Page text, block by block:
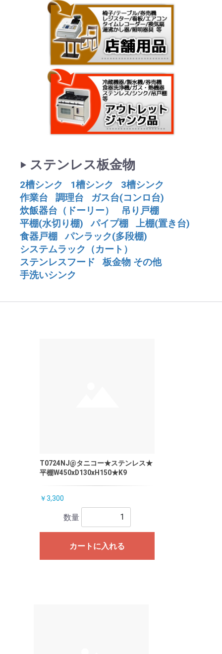
‣ ステンレス板金物
2槽シンク 1槽シンク
3槽シンク
作業台
調理台
ガス台(コンロ台)
炊飯器台（ドーリー）
吊り戸棚
平棚(水切り棚)
パイプ棚
上棚(置き台)
食器戸棚
パンラック(多段棚)
システムラック（カート）
ステンレスフード
板金物 その他
手洗いシンク
T0724NJ@タニコー★ステンレス★
平棚W450xD130xH150★K9
￥3,300
数量
カートに入れる